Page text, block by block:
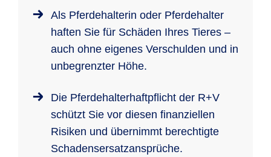
Als Pferdehalterin oder Pferdehalter
haften Sie für Schäden Ihres Tieres –
auch ohne eigenes Verschulden und in
unbegrenzter Höhe.
Die Pferdehalterhaftpflicht der R+V
schützt Sie vor diesen finanziellen
Risiken und übernimmt berechtigte
Schadensersatzansprüche.